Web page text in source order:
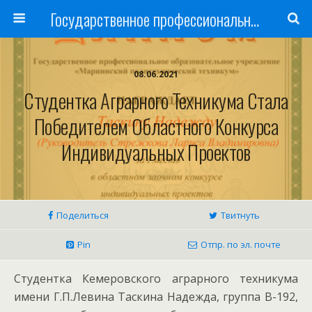
Государственное профессиональное образовательное учреждение
08.06.2021
Студентка Аграрного Техникума Стала
Победителем Областного Конкурса
Индивидуальных Проектов
Поделиться Твитнуть
Pin Отпр. по эл. почте
Студентка Кемеровского аграрного техникума
имени Г.П.Левина Таскина Надежда, группа В-192,